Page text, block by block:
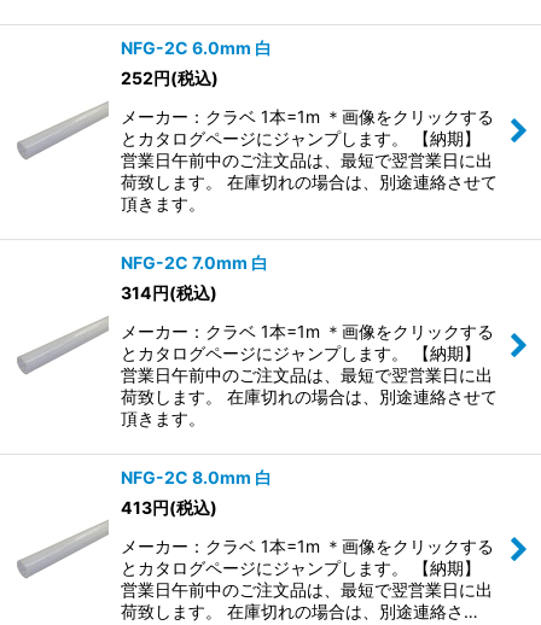
NFG-2C 6.0mm 白
252円(税込)
メーカー：クラベ 1本=1m ＊画像をクリックする
とカタログページにジャンプします。 【納期】
営業日午前中のご注文品は、最短で翌営業日に出
荷致します。 在庫切れの場合は、別途連絡させて
頂きます。
NFG-2C 7.0mm 白
314円(税込)
メーカー：クラベ 1本=1m ＊画像をクリックする
とカタログページにジャンプします。 【納期】
営業日午前中のご注文品は、最短で翌営業日に出
荷致します。 在庫切れの場合は、別途連絡させて
頂きます。
NFG-2C 8.0mm 白
413円(税込)
メーカー：クラベ 1本=1m ＊画像をクリックする
とカタログページにジャンプします。 【納期】
営業日午前中のご注文品は、最短で翌営業日に出
荷致します。 在庫切れの場合は、別途連絡さ…